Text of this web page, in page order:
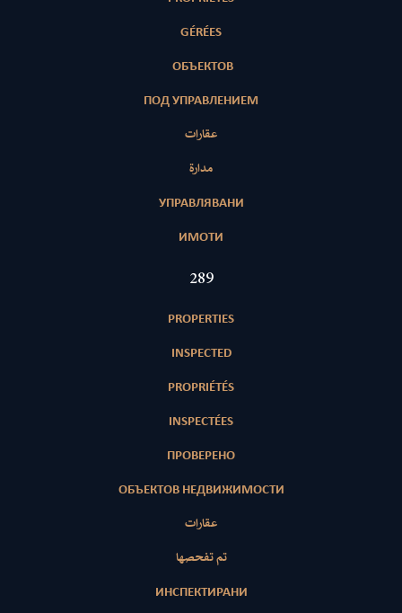
GÉRÉES
ОБЪЕКТОВ
ПОД УПРАВЛЕНИЕМ
عقارات
مدارة
УПРАВЛЯВАНИ
ИМОТИ
417
PROPERTIES
INSPECTED
PROPRIÉTÉS
INSPECTÉES
ПРОВЕРЕНО
ОБЪЕКТОВ НЕДВИЖИМОСТИ
عقارات
تم تفحصها
ИНСПЕКТИРАНИ